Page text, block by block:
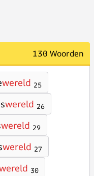
130 Woorden
wereld 25
wereld 26
wereld 29
wereld 27
30